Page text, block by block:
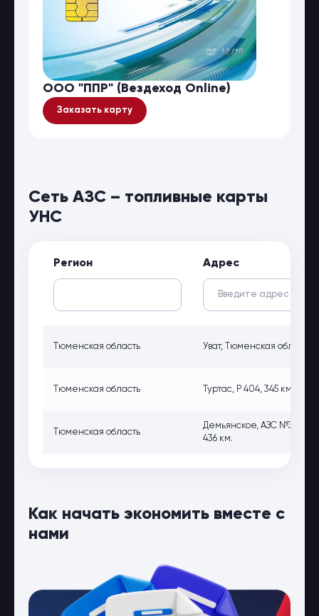
ООО "ППР" (Вездеход Online)
Заказать карту
Сеть АЗС – топливные карты
УНС
Регион Адрес
Тюменская область Уват, Тюменская обл.,
Тюменская область Туртас, Р 404, 345 км,
Тюменская область
Демьянское, АЗС №3
436 км.
Как начать экономить вместе с
нами